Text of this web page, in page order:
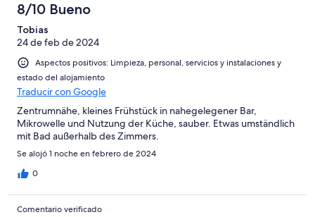
8/10 Bueno
Tobias
24 de feb de 2024
Aspectos positivos: Limpieza, personal, servicios y instalaciones y
estado del alojamiento
Traducir con Google
Zentrumnähe, kleines Frühstück in nahegelegener Bar,
Mikrowelle und Nutzung der Küche, sauber. Etwas umständlich
mit Bad außerhalb des Zimmers.
Se alojó 1 noche en febrero de 2024
0
Comentario verificado